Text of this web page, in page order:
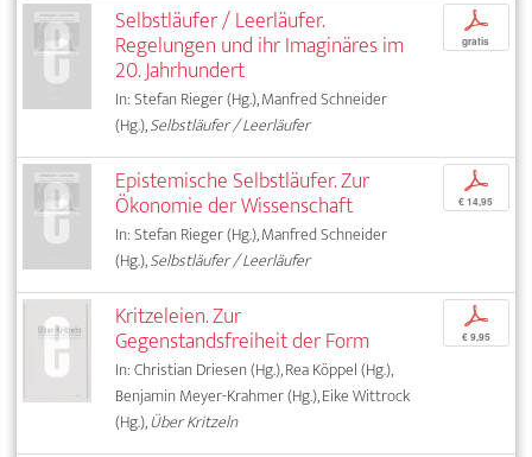
Selbstläufer / Leerläufer.
Regelungen und ihr Imaginäres im
20. Jahrhundert
In: Stefan Rieger (Hg.), Manfred Schneider
(Hg.),Selbstläufer / Leerläufer
p
gratis
Epistemische Selbstläufer. Zur
Ökonomie der Wissenschaft
In: Stefan Rieger (Hg.), Manfred Schneider
(Hg.),Selbstläufer / Leerläufer
p
€ 14,95
Kritzeleien. Zur
Gegenstandsfreiheit der Form
In: Christian Driesen (Hg.), Rea Köppel (Hg.),
Benjamin Meyer-Krahmer (Hg.), Eike Wittrock
(Hg.),Über Kritzeln
p
€ 9,95